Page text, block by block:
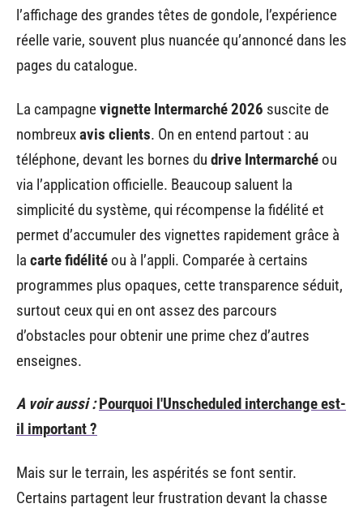
l’affichage des grandes têtes de gondole, l’expérience
réelle varie, souvent plus nuancée qu’annoncé dans les
pages du catalogue.
La campagnevignette Intermarché 2026 suscite de
nombreuxavis clients. On en entend partout : au
téléphone, devant les bornes du drive Intermarché ou
via l’application officielle. Beaucoup saluent la
simplicité du système, qui récompense la fidélité et
permet d’accumuler des vignettes rapidement grâce à
la carte fidélité ou à l’appli. Comparée à certains
programmes plus opaques, cette transparence séduit,
surtout ceux qui en ont assez des parcours
d’obstacles pour obtenir une prime chez d’autres
enseignes.
A voir aussi : Pourquoi l'Unscheduled interchange est-
il important ?
Mais sur le terrain, les aspérités se font sentir.
Certains partagent leur frustration devant la chasse